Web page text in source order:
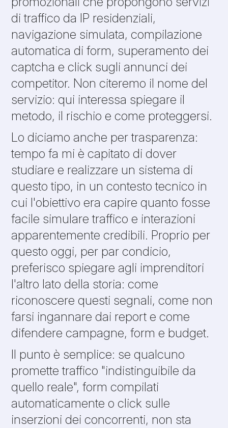
di traffico da IP residenziali,
navigazione simulata, compilazione
automatica di form, superamento dei
captcha e click sugli annunci dei
competitor. Non citeremo il nome del
servizio: qui interessa spiegare il
metodo, il rischio e come proteggersi.
Lo diciamo anche per trasparenza:
tempo fa mi è capitato di dover
studiare e realizzare un sistema di
questo tipo, in un contesto tecnico in
cui l'obiettivo era capire quanto fosse
facile simulare traffico e interazioni
apparentemente credibili. Proprio per
questo oggi, per par condicio,
preferisco spiegare agli imprenditori
l'altro lato della storia: come
riconoscere questi segnali, come non
farsi ingannare dai report e come
difendere campagne, form e budget.
Il punto è semplice: se qualcuno
promette traffico "indistinguibile da
quello reale", form compilati
automaticamente o click sulle
inserzioni dei concorrenti, non sta